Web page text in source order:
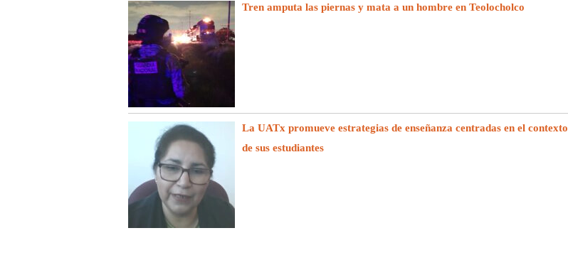
Tren amputa las piernas y mata a un hombre en Teolocholco
La UATx promueve estrategias de enseñanza centradas en el contexto
de sus estudiantes